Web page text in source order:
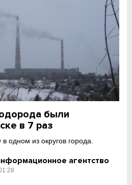
были
в 7 раз
одном из округов города.
агентство